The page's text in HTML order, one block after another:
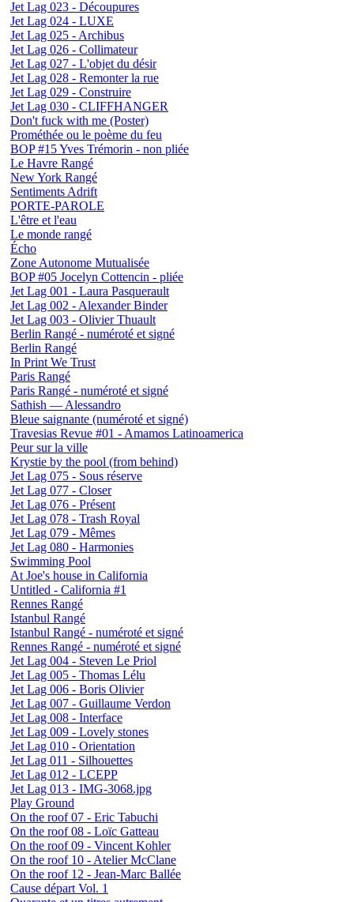
Jet Lag 023 - Découpures
Jet Lag 024 - LUXE
Jet Lag 025 - Archibus
Jet Lag 026 - Collimateur
Jet Lag 027 - L'objet du désir
Jet Lag 028 - Remonter la rue
Jet Lag 029 - Construire
Jet Lag 030 - CLIFFHANGER
Don't fuck with me (Poster)
Prométhée ou le poème du feu
BOP #15 Yves Trémorin - non pliée
Le Havre Rangé
New York Rangé
Sentiments Adrift
PORTE-PAROLE
L'être et l'eau
Le monde rangé
Écho
Zone Autonome Mutualisée
BOP #05 Jocelyn Cottencin - pliée
Jet Lag 001 - Laura Pasquerault
Jet Lag 002 - Alexander Binder
Jet Lag 003 - Olivier Thuault
Berlin Rangé - numéroté et signé
Berlin Rangé
In Print We Trust
Paris Rangé
Paris Rangé - numéroté et signé
Sathish — Alessandro
Bleue saignante (numéroté et signé)
Travesias Revue #01 - Amamos Latinoamerica
Peur sur la ville
Krystie by the pool (from behind)
Jet Lag 075 - Sous réserve
Jet Lag 077 - Closer
Jet Lag 076 - Présent
Jet Lag 078 - Trash Royal
Jet Lag 079 - Mêmes
Jet Lag 080 - Harmonies
Swimming Pool
At Joe's house in California
Untitled - California #1
Rennes Rangé
Istanbul Rangé
Istanbul Rangé - numéroté et signé
Rennes Rangé - numéroté et signé
Jet Lag 004 - Steven Le Priol
Jet Lag 005 - Thomas Lélu
Jet Lag 006 - Boris Olivier
Jet Lag 007 - Guillaume Verdon
Jet Lag 008 - Interface
Jet Lag 009 - Lovely stones
Jet Lag 010 - Orientation
Jet Lag 011 - Silhouettes
Jet Lag 012 - LCEPP
Jet Lag 013 - IMG-3068.jpg
Play Ground
On the roof 07 - Eric Tabuchi
On the roof 08 - Loïc Gatteau
On the roof 09 - Vincent Kohler
On the roof 10 - Atelier McClane
On the roof 12 - Jean-Marc Ballée
Cause départ Vol. 1